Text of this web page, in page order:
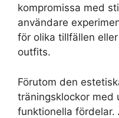
kompromissa med
användare
för olika tillfällen
outfits.
Förutom den
träningsklockor med
funktionella fördelar.